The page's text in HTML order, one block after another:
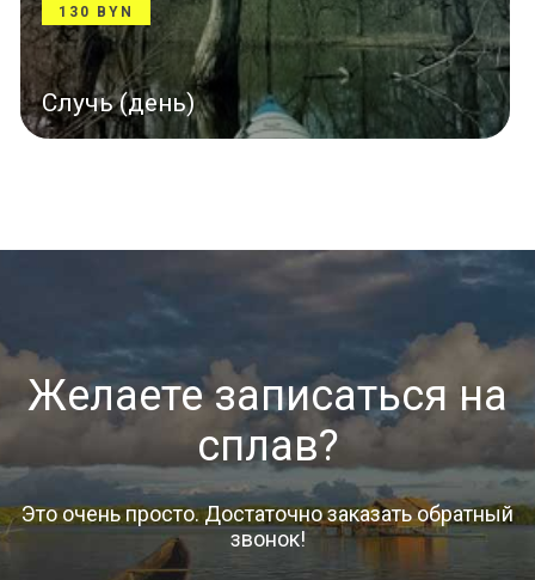
130 BYN
Случь (день)
Желаете записаться на
сплав?
Это очень просто. Достаточно заказать обратный
звонок!